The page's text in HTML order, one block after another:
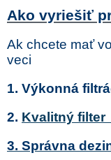
Ako vyriešiť
Ak chcete mať
veci
1. Výkonná
2. Kvalitný filter
3. Správna